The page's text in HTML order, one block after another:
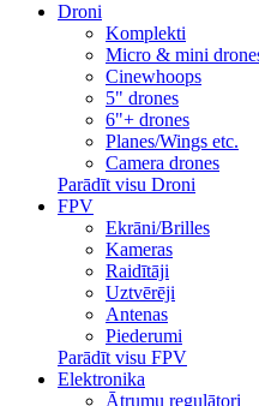
Droni
Komplekti
Micro & mini
Cinewhoops
5" drones
6"+ drones
Planes/Wings etc.
Camera drones
Parādīt visu Droni
FPV
Ekrāni/Brilles
Kameras
Raidītāji
Uztvērēji
Antenas
Piederumi
Parādīt visu FPV
Elektronika
Ātrumu regulātori